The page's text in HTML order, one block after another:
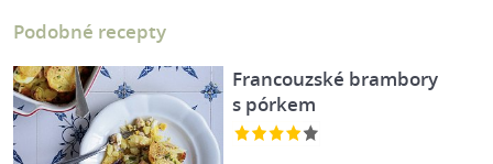
Podobné recepty
Francouzské brambory
s pórkem